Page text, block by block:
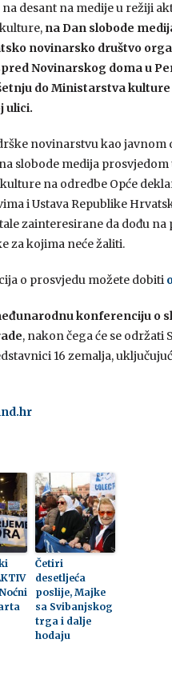
desant na medije u režiji
na Dan slobode
novinarsko društvo
Novinarskog doma u
do Ministarstva kulture
ulici.
novinarstvu kao javnom
slobode medija
na odredbe Opće
i Ustava Republike
zainteresirane da dođu na
za kojima neće žaliti.
o prosvjedu možete dobiti
konferenciju o
, nakon čega će se održati
16 zemalja,
Četiri
desetljeća
poslije, Majke
sa Svibanjskog
trga i dalje
hodaju